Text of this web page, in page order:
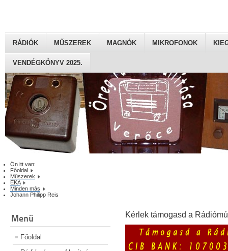
RÁDIÓK MŰSZEREK MAGNÓK MIKROFONOK
VENDÉGKÖNYV 2025.
Ön itt van:
Főoldal
Műszerek
EKA
Minden más
Johann Philipp Reis
Menü
Főoldal
Kérlek támogasd a